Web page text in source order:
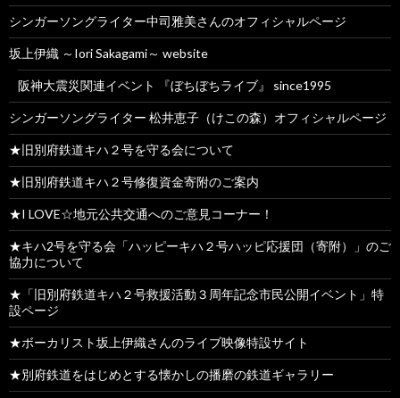
シンガーソングライター中司雅美さんのオフィシャルページ
坂上伊織 ～Iori Sakagami～ website
阪神大震災関連イベント 『ぼちぼちライブ』 since1995
シンガーソングライター 松井恵子（けこの森）オフィシャルページ
★旧別府鉄道キハ２号を守る会について
★旧別府鉄道キハ２号修復資金寄附のご案内
★I LOVE☆地元公共交通へのご意見コーナー！
★キハ2号を守る会「ハッピーキハ２号ハッピ応援団（寄附）」のご
協力について
★「旧別府鉄道キハ２号救援活動３周年記念市民公開イベント」特
設ページ
★ボーカリスト坂上伊織さんのライブ映像特設サイト
★別府鉄道をはじめとする懐かしの播磨の鉄道ギャラリー